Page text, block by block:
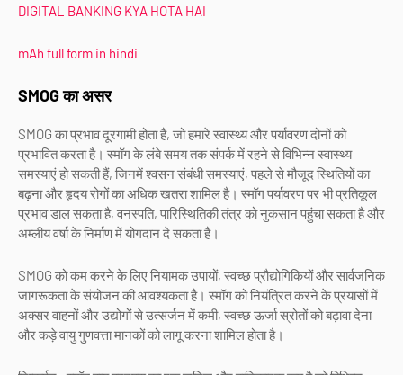
DIGITAL BANKING KYA HOTA HAI
mAh full form in hindi
SMOG का असर
SMOG का प्रभाव दूरगामी होता है, जो हमारे स्वास्थ्य और पर्यावरण दोनों को
प्रभावित करता है। स्मॉग के लंबे समय तक संपर्क में रहने से विभिन्न स्वास्थ्य
समस्याएं हो सकती हैं, जिनमें श्वसन संबंधी समस्याएं, पहले से मौजूद स्थितियों का
बढ़ना और हृदय रोगों का अधिक खतरा शामिल है। स्मॉग पर्यावरण पर भी प्रतिकूल
प्रभाव डाल सकता है, वनस्पति, पारिस्थितिकी तंत्र को नुकसान पहुंचा सकता है और
अम्लीय वर्षा के निर्माण में योगदान दे सकता है।
SMOG को कम करने के लिए नियामक उपायों, स्वच्छ प्रौद्योगिकियों और सार्वजनिक
जागरूकता के संयोजन की आवश्यकता है। स्मॉग को नियंत्रित करने के प्रयासों में
अक्सर वाहनों और उद्योगों से उत्सर्जन में कमी, स्वच्छ ऊर्जा स्रोतों को बढ़ावा देना
और कड़े वायु गुणवत्ता मानकों को लागू करना शामिल होता है।